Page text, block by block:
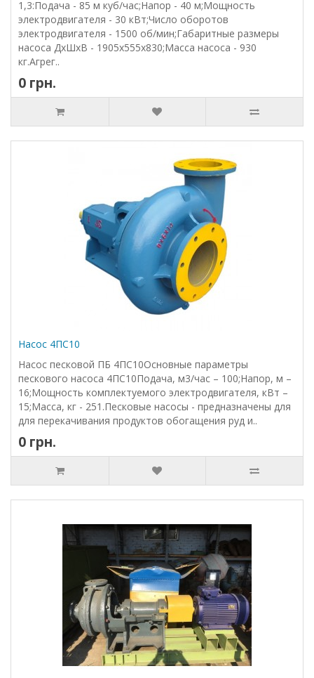
1,3:Подача - 85 м куб/час;Напор - 40 м;Мощность
электродвигателя - 30 кВт;Число оборотов
электродвигателя - 1500 об/мин;Габаритные размеры
насоса ДхШхВ - 1905х555х830;Масса насоса - 930
кг.Агрег..
0 грн.
Насос 4ПС10
Насос песковой ПБ 4ПС10Основные параметры
пескового насоса 4ПС10Подача, м3/час – 100;Напор, м –
16;Мощность комплектуемого электродвигателя, кВт –
15;Масса, кг - 251.Песковые насосы - предназначены для
для перекачивания продуктов обогащения руд и..
0 грн.